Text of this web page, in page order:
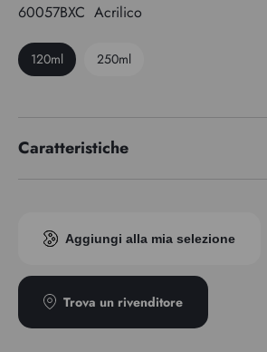
60057BXC Acrilico
120ml 250ml
Caratteristiche
Trasparenza
2
Aggiungi alla mia selezione
Trova un rivenditore